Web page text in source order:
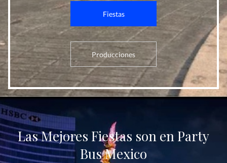
Fiestas
Producciones
Las Mejores Fiestas son en Party
Bus Mexico